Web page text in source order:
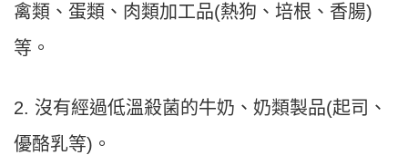
禽類、蛋類、肉類加工品(熱狗、培根、香腸)
等。
2. 沒有經過低溫殺菌的牛奶、奶類製品(起司、
優酪乳等)。